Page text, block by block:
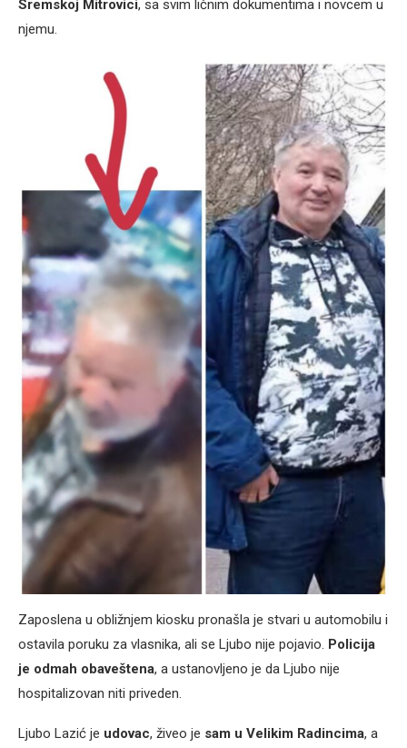
Sremskoj Mitrovici, sa svim ličnim dokumentima i novcem u
njemu.
Zaposlena u obližnjem kiosku pronašla je stvari u automobilu i
ostavila poruku za vlasnika, ali se Ljubo nije pojavio. Policija
je odmah obaveštena, a ustanovljeno je da Ljubo nije
hospitalizovan niti priveden.
Ljubo Lazić je udovac, živeo je sam u Velikim Radincima, a